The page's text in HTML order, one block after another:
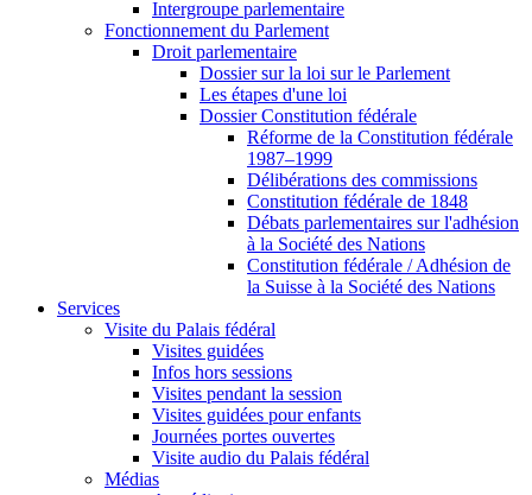
Intergroupe parlementaire
Fonctionnement du Parlement
Droit parlementaire
Dossier sur la loi sur le Parlement
Les étapes d'une loi
Dossier Constitution fédérale
Réforme de la Constitution fédérale
1987–1999
Délibérations des commissions
Constitution fédérale de 1848
Débats parlementaires sur l'adhésion
à la Société des Nations
Constitution fédérale / Adhésion de
la Suisse à la Société des Nations
Services
Visite du Palais fédéral
Visites guidées
Infos hors sessions
Visites pendant la session
Visites guidées pour enfants
Journées portes ouvertes
Visite audio du Palais fédéral
Médias